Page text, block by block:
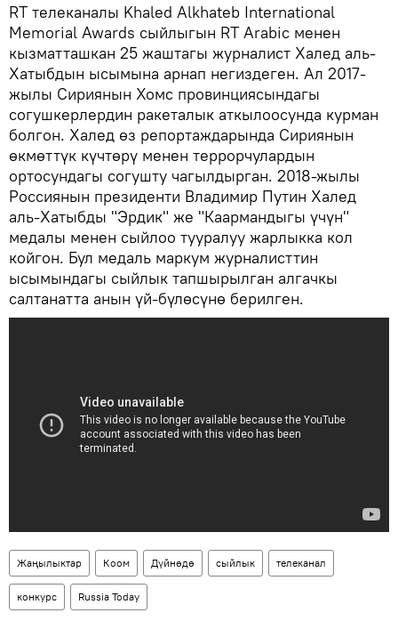
RT телеканалы Khaled Alkhateb International
Memorial Awards сыйлыгын RT Arabic менен
кызматташкан 25 жаштагы журналист Халед аль-
Хатыбдын ысымына арнап негиздеген. Ал 2017-
жылы Сириянын Хомс провинциясындагы
согушкерлердин ракеталык аткылоосунда курман
болгон. Халед өз репортаждарында Сириянын
өкмөттүк күчтөрү менен террорчулардын
ортосундагы согушту чагылдырган. 2018-жылы
Россиянын президенти Владимир Путин Халед
аль-Хатыбды "Эрдик" же "Каармандыгы үчүн"
медалы менен сыйлоо тууралуу жарлыкка кол
койгон. Бул медаль маркум журналисттин
ысымындагы сыйлык тапшырылган алгачкы
салтанатта анын үй-бүлөсүнө берилген.
Жаңылыктар Коом Дүйнөдө сыйлык телеканал
конкурс Russia Today